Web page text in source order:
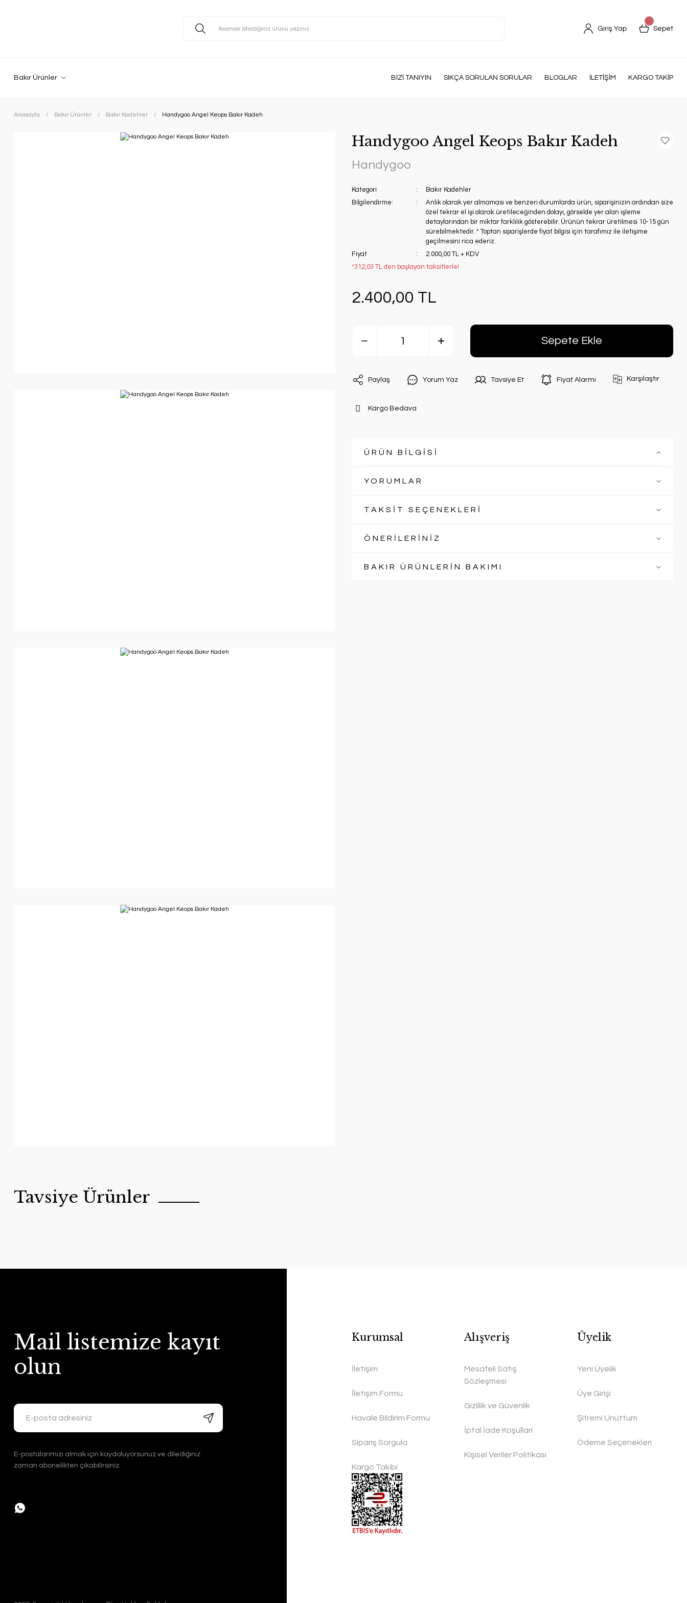
Giriş Yap Sepet
Bakır Ürünler BİZİ TANIYIN SIKÇA SORULAN SORULAR BLOGLAR İLETİŞİM KARGO TAKİP
Anasayfa Bakır Ürünler Bakır Kadehler Handygoo Angel Keops Bakır Kadeh
Handygoo Angel Keops Bakır Kadeh
Handygoo
Kategori
Bakır Kadehler
Bilgilendirme:
Anlık olarak yer almaması ve benzeri durumlarda ürün, siparişinizin ardından size
özel tekrar el işi olarak üretileceğinden dolayı, görselde yer alan işleme
detaylarından bir miktar farklılık gösterebilir. Ürünün tekrar üretilmesi 10-15 gün
sürebilmektedir. * Toptan siparişlerde fiyat bilgisi için tarafımız ile iletişime
geçilmesini rica ederiz.
Fiyat
2.000,00 TL + KDV
*312,03 TL den başlayan taksitlerle!
2.400,00 TL
Sepete Ekle
Paylaş Yorum Yaz Tavsiye Et Fiyat Alarmı Karşılaştır
Kargo Bedava
ÜRÜN BİLGİSİ
YORUMLAR
TAKSİT SEÇENEKLERİ
ÖNERİLERİNİZ
BAKIR ÜRÜNLERİN BAKIMI
Tavsiye Ürünler
YENİ ÜRÜN
2.400,00 TL
Handygoo Frozen Cheers Bakır Kokteyl Kadehi
Handygoo
Handygoo
Mail listemize kayıt
olun
E-postalarımızı almak için kaydoluyorsunuz ve dilediğiniz
zaman abonelikten çıkabilirsiniz.
Kurumsal
İletişim
İletişim Formu
Havale Bildirim Formu
Sipariş Sorgula
Kargo Takibi
Alışveriş
Mesafeli Satış
Sözleşmesi
Gizlilik ve Güvenlik
İptal İade Koşullari
Kişisel Veriler Politikası
Üyelik
Yeni Üyelik
Üye Girişi
Şifremi Unuttum
Ödeme Seçenekleri